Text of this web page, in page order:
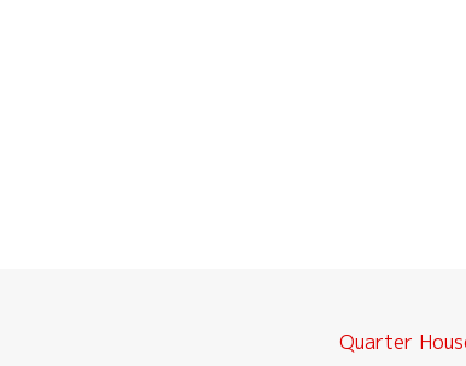
Quarter